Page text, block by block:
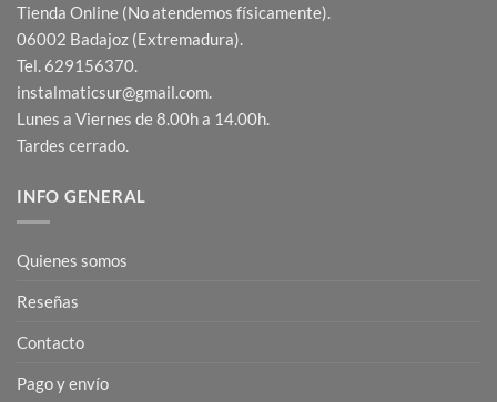
Tienda Online (No atendemos físicamente).
06002 Badajoz (Extremadura).
Tel. 629156370.
instalmaticsur@gmail.com.
Lunes a Viernes de 8.00h a 14.00h.
Tardes cerrado.
INFO GENERAL
Quienes somos
Reseñas
Contacto
Pago y envío